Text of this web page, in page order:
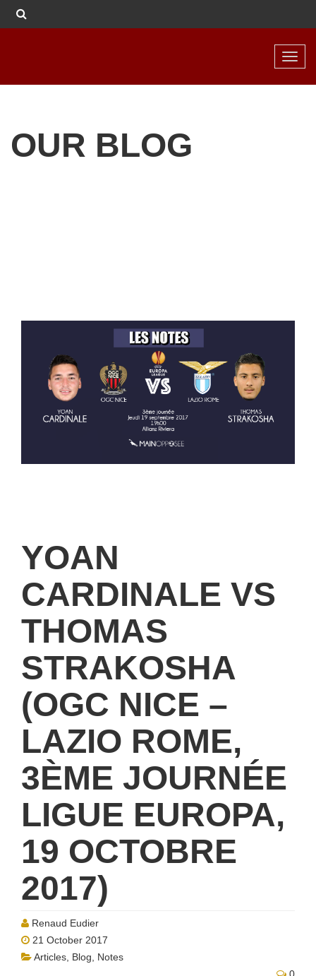
OUR BLOG
YOAN
CARDINALE VS
THOMAS
STRAKOSHA
(OGC NICE –
LAZIO ROME,
3ÈME JOURNÉE
LIGUE EUROPA,
19 OCTOBRE
2017)
Renaud Eudier
21 October 2017
Articles Blog
Notes